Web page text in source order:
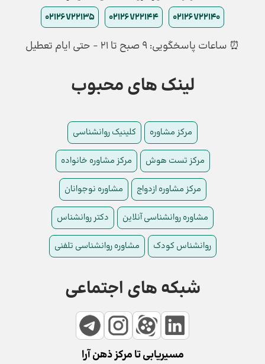
02126722140
02126722144
02126722135
⏰ ساعات پاسخگویی: ۹ صبح تا ۲۱ - حتی ایام تعطیل
لینک های محبوب
مرکز مشاوره کلینیک روانشناسی
مرکز تست هوش مرکز مشاوره خانواده
مرکز مشاوره ازدواج مشاوره نوجوانان
مشاوره روانشناسی آنلاین دکتر روانشناس
روانشناس کودک مشاوره روانشناسی تلفنی
شبکه های اجتماعی
مسیریابی تا مرکز ذهن آرا